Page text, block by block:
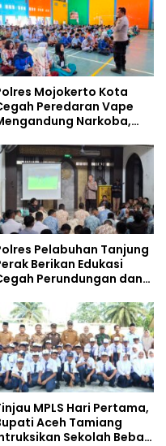
Mojokerto Kota
Peredaran Vape
Narkoba,
Remaja
Pelabuhan Tanjung
Berikan Edukasi
Perundungan dan
Pelajar MPLS
MPLS Hari Pertama,
Aceh Tamiang
Sekolah Bebas